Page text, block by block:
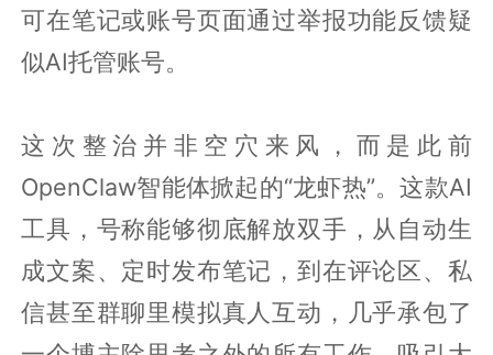
可在笔记或账号页面通过举报功能反馈疑
似AI托管账号。
这次整治并非空穴来风，而是此前
OpenClaw智能体掀起的“龙虾热”。这款AI
工具，号称能够彻底解放双手，从自动生
成文案、定时发布笔记，到在评论区、私
信甚至群聊里模拟真人互动，几乎承包了